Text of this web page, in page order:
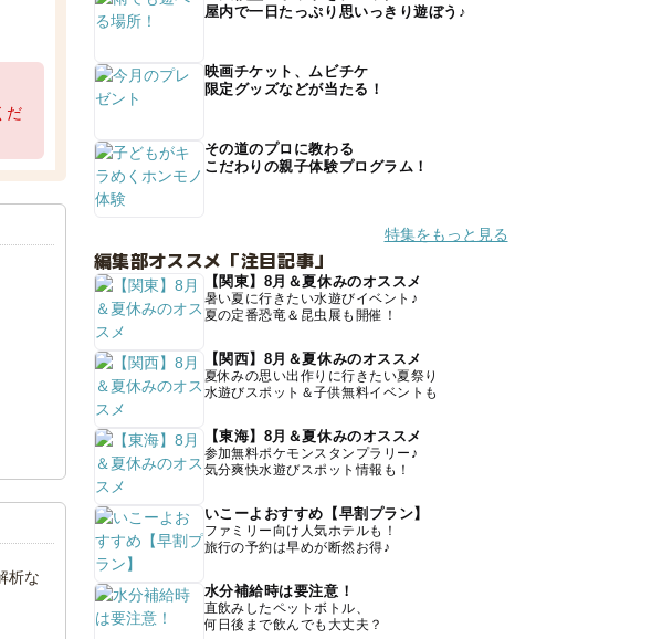
だ
析な
屋内で一日たっぷり思いっきり遊ぼう♪
映画チケット、ムビチケ
限定グッズなどが当たる！
その道のプロに教わる
こだわりの親子体験プログラム！
特集をもっと見る
編集部オススメ「注目記事」
【関東】8月＆夏休みのオススメ
暑い夏に行きたい水遊びイベント♪
夏の定番恐竜＆昆虫展も開催！
【関西】8月＆夏休みのオススメ
夏休みの思い出作りに行きたい夏祭り
水遊びスポット＆子供無料イベントも
【東海】8月＆夏休みのオススメ
参加無料ポケモンスタンプラリー♪
気分爽快水遊びスポット情報も！
いこーよおすすめ【早割プラン】
ファミリー向け人気ホテルも！
旅行の予約は早めが断然お得♪
水分補給時は要注意！
直飲みしたペットボトル、
何日後まで飲んでも大丈夫？